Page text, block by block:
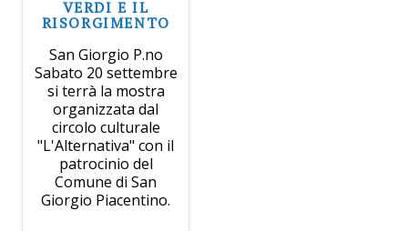
VERDI E IL
RISORGIMENTO
San Giorgio P.no
Sabato 20 settembre
si terrà la mostra
organizzata dal
circolo culturale
"L'Alternativa" con il
patrocinio del
Comune di San
Giorgio Piacentino.